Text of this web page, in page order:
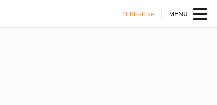
Přihlásit se MENU